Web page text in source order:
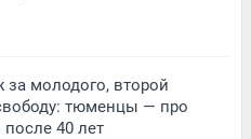
молодого, второй
тюменцы — про
40 лет